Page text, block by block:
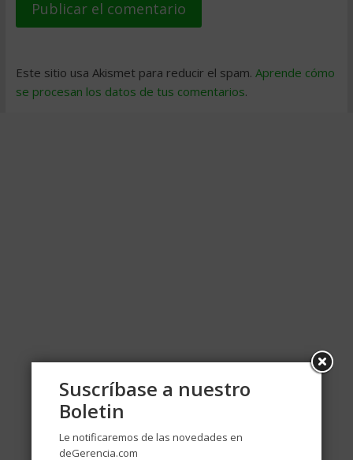
Este sitio usa Akismet para reducir el spam. Aprende cómo
se procesan los datos de tus comentarios.
Suscríbase a nuestro
Boletin
Le notificaremos de las novedades en
deGerencia.com